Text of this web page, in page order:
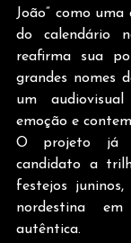
João” como
do calendário
reafirma sua
grandes nomes
um
emoção e
O projeto já
candidato a
festejos
nordestina
autêntica.